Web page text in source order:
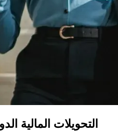
التحويلات المالية